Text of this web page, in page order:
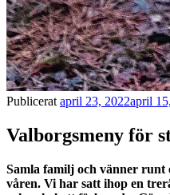
Publicerat april 23, 2022april
Valborgsmeny för
Samla familj och vänner runt
våren. Vi har satt ihop en